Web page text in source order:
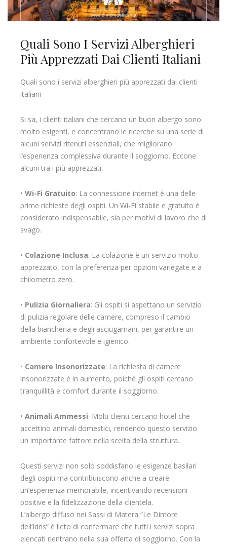
Quali Sono I Servizi Alberghieri
Più Apprezzati Dai Clienti Italiani
Quali sono i servizi alberghieri più apprezzati dai clienti
italiani
Si sa, i clienti italiani che cercano un buon albergo sono
molto esigenti, e concentrano le ricerche su una serie di
alcuni servizi ritenuti essenziali, che migliorano
l’esperienza complessiva durante il soggiorno. Eccone
alcuni tra i più apprezzati:
• Wi-Fi Gratuito: La connessione internet è una delle
prime richieste degli ospiti. Un Wi-Fi stabile e gratuito è
considerato indispensabile, sia per motivi di lavoro che di
svago.
• Colazione Inclusa: La colazione è un servizio molto
apprezzato, con la preferenza per opzioni variegate e a
chilometro zero.
• Pulizia Giornaliera: Gli ospiti si aspettano un servizio
di pulizia regolare delle camere, compreso il cambio
della biancheria e degli asciugamani, per garantire un
ambiente confortevole e igienico.
• Camere Insonorizzate: La richiesta di camere
insonorizzate è in aumento, poiché gli ospiti cercano
tranquillità e comfort durante il soggiorno.
• Animali Ammessi: Molti clienti cercano hotel che
accettino animali domestici, rendendo questo servizio
un importante fattore nella scelta della struttura.
Questi servizi non solo soddisfano le esigenze basilari
degli ospiti ma contribuiscono anche a creare
un’esperienza memorabile, incentivando recensioni
positive e la fidelizzazione della clientela.
L’albergo diffuso nei Sassi di Matera “Le Dimore
dell’Idris” è lieto di confermare che tutti i servizi sopra
elencati rientrano nella sua offerta di soggiorno. Con la